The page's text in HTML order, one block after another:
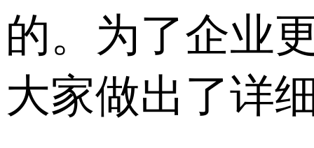
的。为了企业
大家做出了详